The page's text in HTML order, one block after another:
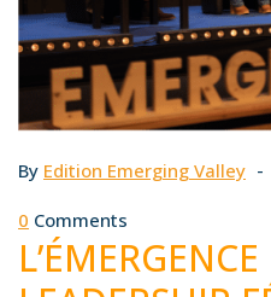
By Edition Emerging Valley
0 Comments